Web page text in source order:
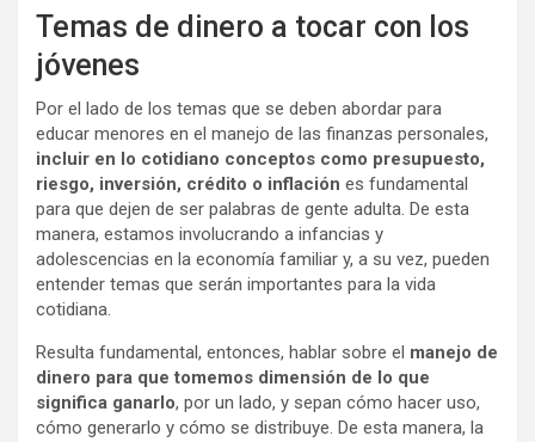
Temas de dinero a tocar con los
jóvenes
Por el lado de los temas que se deben abordar para
educar menores en el manejo de las finanzas personales,
incluir en lo cotidiano conceptos como presupuesto,
riesgo, inversión, crédito o inflación es fundamental
para que dejen de ser palabras de gente adulta. De esta
manera, estamos involucrando a infancias y
adolescencias en la economía familiar y, a su vez, pueden
entender temas que serán importantes para la vida
cotidiana.
Resulta fundamental, entonces, hablar sobre el manejo de
dinero para que tomemos dimensión de lo que
significa ganarlo, por un lado, y sepan cómo hacer uso,
cómo generarlo y cómo se distribuye. De esta manera, la